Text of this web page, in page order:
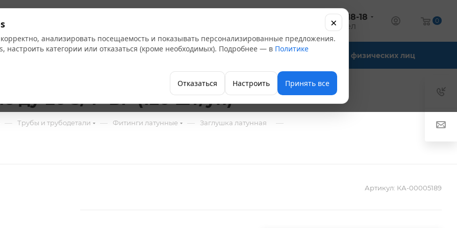
+7 (347) 246-18-18
оптовый отдел
0
Бренды Компания Офис-склады Для физических лиц
ду-20 3/4" ВР (120 шт/уп)
— Трубы и трубодетали — Фитинги латунные — Заглушка латунная —
Артикул: КА-00005189
анализировать посещаемость и показывать персонализированные предложения.
настроить категории или отказаться (кроме необходимых). Подробнее — в Политике
Отказаться Настроить Принять все
×